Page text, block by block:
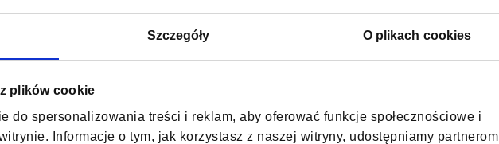
Szczegóły O plikach cookies
plików cookie
do spersonalizowania treści i reklam, aby oferować funkcje społecznościowe i
Informacje o tym, jak korzystasz z naszej witryny, udostępniamy partnerom
WYSOKOŚĆ